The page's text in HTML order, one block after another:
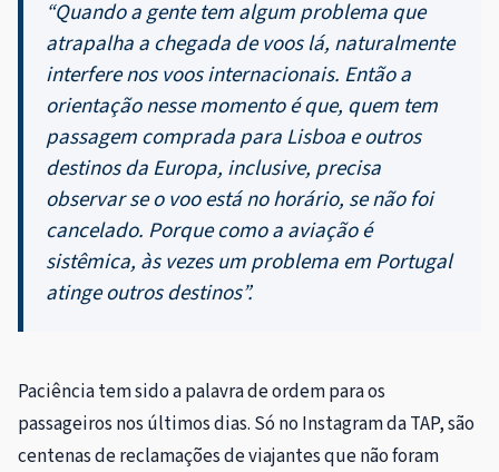
“Quando a gente tem algum problema que
atrapalha a chegada de voos lá, naturalmente
interfere nos voos internacionais. Então a
orientação nesse momento é que, quem tem
passagem comprada para Lisboa e outros
destinos da Europa, inclusive, precisa
observar se o voo está no horário, se não foi
cancelado. Porque como a aviação é
sistêmica, às vezes um problema em Portugal
atinge outros destinos”.
Paciência tem sido a palavra de ordem para os
passageiros nos últimos dias. Só no Instagram da TAP, são
centenas de reclamações de viajantes que não foram